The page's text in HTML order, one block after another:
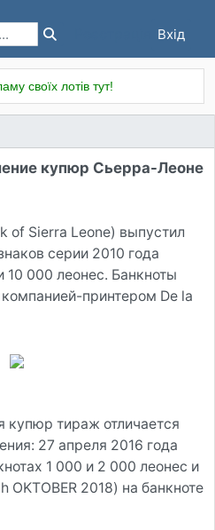
Вхід
своїх лотів тут!
купюр Сьерра-Леоне
of Sierra Leone) выпустил
серии 2010 года
000 леонес. Банкноты
принтером De la
купюр тираж отличается
27 апреля 2016 года
1 000 и 2 000 леонес и
OKTOBER 2018) на банкноте